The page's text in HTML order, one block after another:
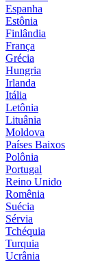
Espanha
Estônia
Finlândia
França
Grécia
Hungria
Irlanda
Itália
Letônia
Lituânia
Moldova
Países Baixos
Polônia
Portugal
Reino Unido
Romênia
Suécia
Sérvia
Tchéquia
Turquia
Ucrânia